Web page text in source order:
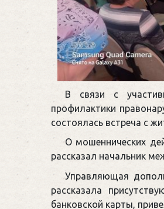
В связи с
профилактики
состоялась встреча с
О мошеннических
рассказал начальник
Управляющая
рассказала
банковской карты,